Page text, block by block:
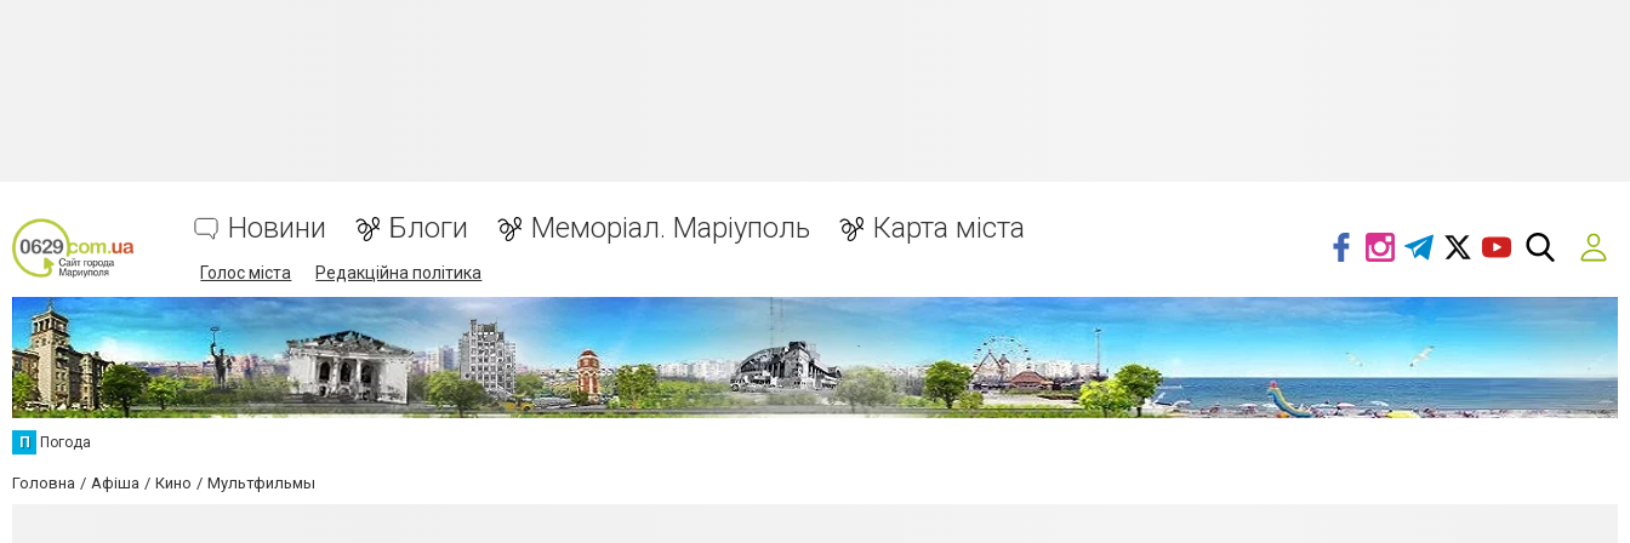
Новини Блоги Меморіал. Маріуполь Карта міста
Голос міста Редакційна політика
П Погода
Головна Афіша Кино Мультфильмы